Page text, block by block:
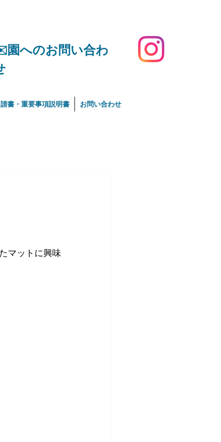
へのお問い合わ
書・重要事項説明書 お問い合わせ
マットに興味